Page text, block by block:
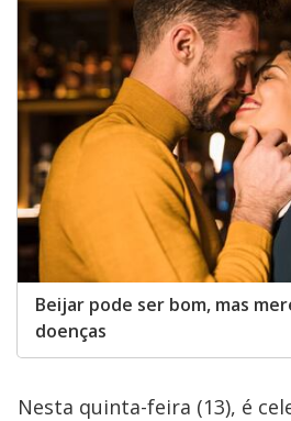
Beijar pode ser bom, mas
doenças
Nesta quinta-feira (13), é